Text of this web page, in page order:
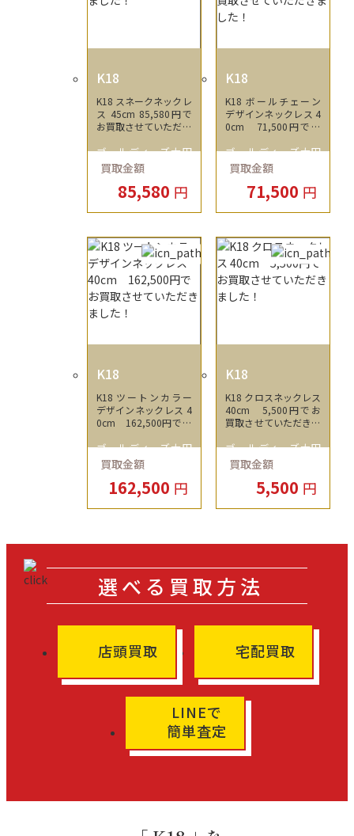
K18
K18 スネークネックレ
ス 45cm 85,580円で
お買取させていただき
ゴールディーズ太田
店
買取金額
85,580 円
K18
K18 ボールチェーン
デザインネックレス 4
0cm 71,500円でお
した！
ゴールディーズ太田
店
買取金額
71,500 円
K18
K18 ツートンカラー
デザインネックレス 4
0cm 162,500円でお
した！
ゴールディーズ太田
店
買取金額
162,500 円
K18
K18 クロスネックレス
40cm 5,500円でお
買取させていただきま
ゴールディーズ太田
店
買取金額
5,500 円
選べる買取方法
店頭買取 宅配買取
LINEで
簡単査定